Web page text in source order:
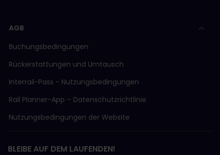
AGB
Buchungsbedingungen
Rückerstattungen und Umtausch
Interrail-Pass - Nutzungsbedingungen
Rail Planner-App – Datenschutzrichtlinie
Nutzungsbedingungen der Website
BLEIBE AUF DEM LAUFENDEN!